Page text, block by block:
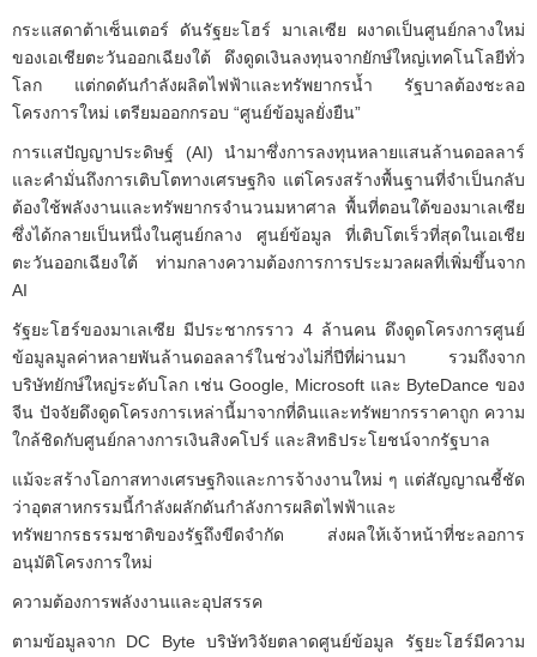
กระแสดาต้าเซ็นเตอร์ ดันรัฐยะโฮร์ มาเลเซีย ผงาดเป็นศูนย์กลางใหม่
ของเอเชียตะวันออกเฉียงใต้ ดึงดูดเงินลงทุนจากยักษ์ใหญ่เทคโนโลยีทั่ว
โลก แต่กดดันกำลังผลิตไฟฟ้าและทรัพยากรน้ำ รัฐบาลต้องชะลอ
โครงการใหม่ เตรียมออกกรอบ “ศูนย์ข้อมูลยั่งยืน”
การเเสปัญญาประดิษฐ์ (AI) นำมาซึ่งการลงทุนหลายแสนล้านดอลลาร์
และคำมั่นถึงการเติบโตทางเศรษฐกิจ แต่โครงสร้างพื้นฐานที่จำเป็นกลับ
ต้องใช้พลังงานและทรัพยากรจำนวนมหาศาล พื้นที่ตอนใต้ของมาเลเซีย
ซึ่งได้กลายเป็นหนึ่งในศูนย์กลาง ศูนย์ข้อมูล ที่เติบโตเร็วที่สุดในเอเชีย
ตะวันออกเฉียงใต้ ท่ามกลางความต้องการการประมวลผลที่เพิ่มขึ้นจาก
AI
รัฐยะโฮร์ของมาเลเซีย มีประชากรราว 4 ล้านคน ดึงดูดโครงการศูนย์
ข้อมูลมูลค่าหลายพันล้านดอลลาร์ในช่วงไม่กี่ปีที่ผ่านมา รวมถึงจาก
บริษัทยักษ์ใหญ่ระดับโลก เช่น Google, Microsoft และ ByteDance ของ
จีน ปัจจัยดึงดูดโครงการเหล่านี้มาจากที่ดินและทรัพยากรราคาถูก ความ
ใกล้ชิดกับศูนย์กลางการเงินสิงคโปร์ และสิทธิประโยชน์จากรัฐบาล
แม้จะสร้างโอกาสทางเศรษฐกิจและการจ้างงานใหม่ ๆ แต่สัญญาณชี้ชัด
ว่าอุตสาหกรรมนี้กำลังผลักดันกำลังการผลิตไฟฟ้าและ
ทรัพยากรธรรมชาติของรัฐถึงขีดจำกัด ส่งผลให้เจ้าหน้าที่ชะลอการ
อนุมัติโครงการใหม่
ความต้องการพลังงานและอุปสรรค
ตามข้อมูลจาก DC Byte บริษัทวิจัยตลาดศูนย์ข้อมูล รัฐยะโฮร์มีความ